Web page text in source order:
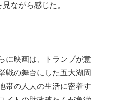
ながら感じた。
に映画は、トランプが意
戦の舞台にした五大湖周
帯の人人の生活に密着す